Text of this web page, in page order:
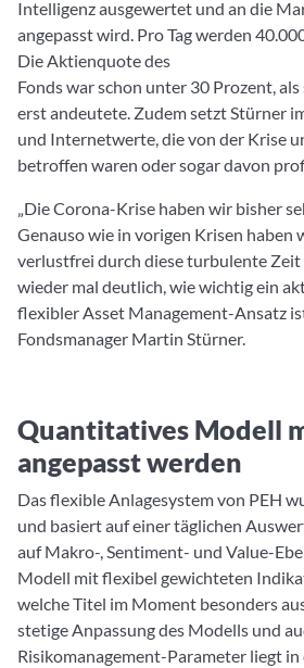
Intelligenz ausgewertet und an die
angepasst wird. Pro Tag werden
Die Aktienquote des
Fonds war schon unter 30 Prozent,
erst andeutete. Zudem setzt Stürner
und Internetwerte, die von der Krise
betroffen waren oder sogar davon
„Die Corona-Krise haben wir bisher
Genauso wie in vorigen Krisen haben
verlustfrei durch diese turbulente Zeit
wieder mal deutlich, wie wichtig ein
flexibler Asset Management-Ansatz
Fondsmanager Martin Stürner.
Quantitatives Modell
angepasst werden
Das flexible Anlagesystem von PEH
und basiert auf einer täglichen
auf Makro-, Sentiment- und Value-
Modell mit flexibel gewichteten
welche Titel im Moment besonders
stetige Anpassung des Modells und
Risikomanagement-Parameter liegt